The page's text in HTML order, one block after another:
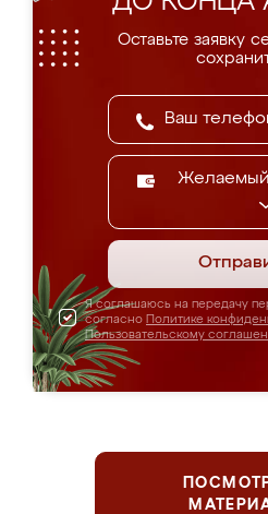
Оставьте заявку
Я соглашаюсь на передачу
согласно Политике
Пользовательскому